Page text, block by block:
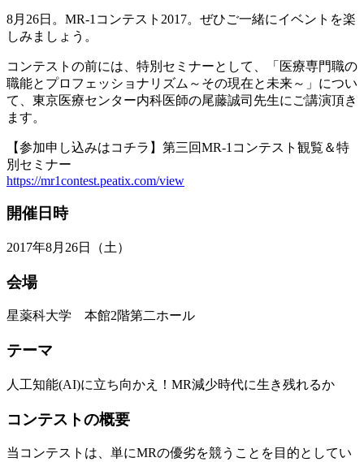
8月26日。MR-1コンテスト2017。ぜひご一緒にイベントを楽
しみましょう。
コンテストの前には、特別セミナーとして、「医療専門職の
職能とプロフェッショナリズム～その現在と未来～」につい
て、東京医療センター内科医師の尾藤誠司先生にご講演頂き
ます。
【参加申し込みはコチラ】第三回MR-1コンテスト観覧＆特
別セミナー
https://mr1contest.peatix.com/view
開催日時
2017年8月26日（土）
会場
星薬科大学 本館2階第二ホール
テーマ
人工知能(AI)に立ち向かえ！MR減少時代に生き残れるか
コンテストの概要
当コンテストは、単にMRの優劣を競うことを目的としてい